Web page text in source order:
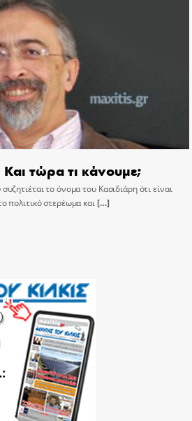
τώρα τι κάνουμε;
το όνομα του Κασιδιάρη ότι είναι
πολιτικό στερέωμα και[…]